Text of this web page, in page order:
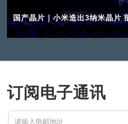
国产晶片｜小米造出3纳米晶片
订阅电子通讯